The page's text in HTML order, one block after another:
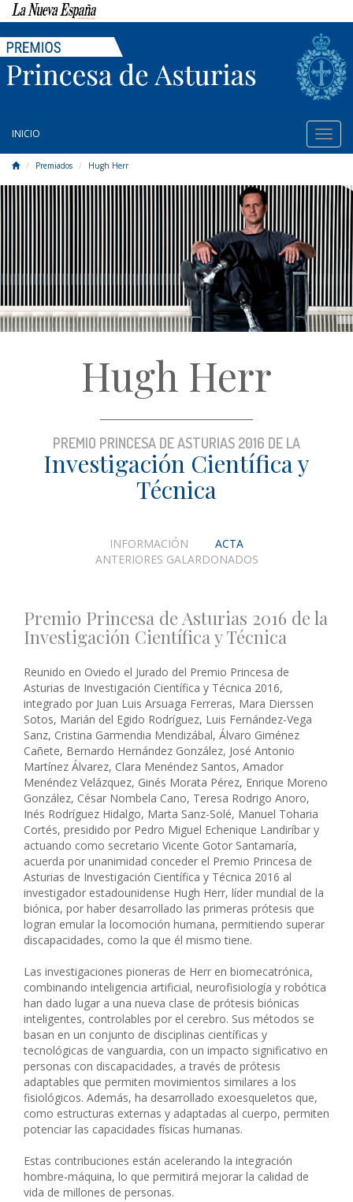
Toggle
INICIO
Premiados Hugh Herr
Hugh Herr
PREMIO PRINCESA DE ASTURIAS 2016 DE LA
Investigación Científica y
Técnica
INFORMACIÓN
ACTA
ANTERIORES GALARDONADOS
Premio Princesa de Asturias 2016 de la
Investigación Científica y Técnica
Reunido en Oviedo el Jurado del Premio Princesa de
Asturias de Investigación Científica y Técnica 2016,
integrado por Juan Luis Arsuaga Ferreras, Mara Dierssen
Sotos, Marián del Egido Rodríguez, Luis Fernández-Vega
Sanz, Cristina Garmendia Mendizábal, Álvaro Giménez
Cañete, Bernardo Hernández González, José Antonio
Martínez Álvarez, Clara Menéndez Santos, Amador
Menéndez Velázquez, Ginés Morata Pérez, Enrique Moreno
González, César Nombela Cano, Teresa Rodrigo Anoro,
Inés Rodríguez Hidalgo, Marta Sanz-Solé, Manuel Toharia
Cortés, presidido por Pedro Miguel Echenique Landiríbar y
actuando como secretario Vicente Gotor Santamaría,
acuerda por unanimidad conceder el Premio Princesa de
Asturias de Investigación Científica y Técnica 2016 al
investigador estadounidense Hugh Herr, líder mundial de la
biónica, por haber desarrollado las primeras prótesis que
logran emular la locomoción humana, permitiendo superar
discapacidades, como la que él mismo tiene.
Las investigaciones pioneras de Herr en biomecatrónica,
combinando inteligencia artificial, neurofisiología y robótica
han dado lugar a una nueva clase de prótesis biónicas
inteligentes, controlables por el cerebro. Sus métodos se
basan en un conjunto de disciplinas científicas y
tecnológicas de vanguardia, con un impacto significativo en
personas con discapacidades, a través de prótesis
adaptables que permiten movimientos similares a los
fisiológicos. Además, ha desarrollado exoesqueletos que,
como estructuras externas y adaptadas al cuerpo, permiten
potenciar las capacidades físicas humanas.
Estas contribuciones están acelerando la integración
hombre-máquina, lo que permitirá mejorar la calidad de
vida de millones de personas.